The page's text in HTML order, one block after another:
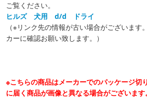
ご覧ください。
ヒルズ 犬用 d/d ドライ
（※リンク先の情報が古い場合がございます
カーに確認お願い致します。）
※こちらの商品はメーカーでのパッケージ切
に届く商品が画像と異なる場合がございま